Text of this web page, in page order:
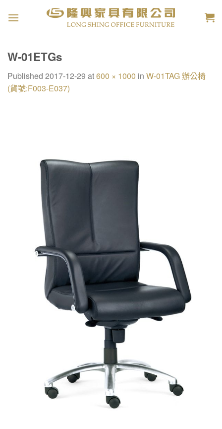
W-01ETGs
Published 2017-12-29 at600 × 1000 in W-01TAG 辦公椅
(貨號:F003-E037)